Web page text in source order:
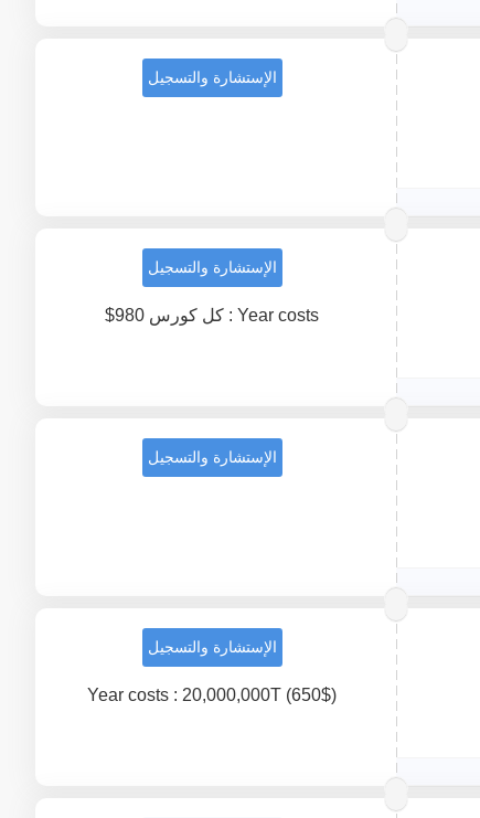
الإستشارة والتسجيل
الإستشارة والتسجيل
Year costs : كل كورس 980$
الإستشارة والتسجيل
الإستشارة والتسجيل
Year costs : 20,000,000T (650$)